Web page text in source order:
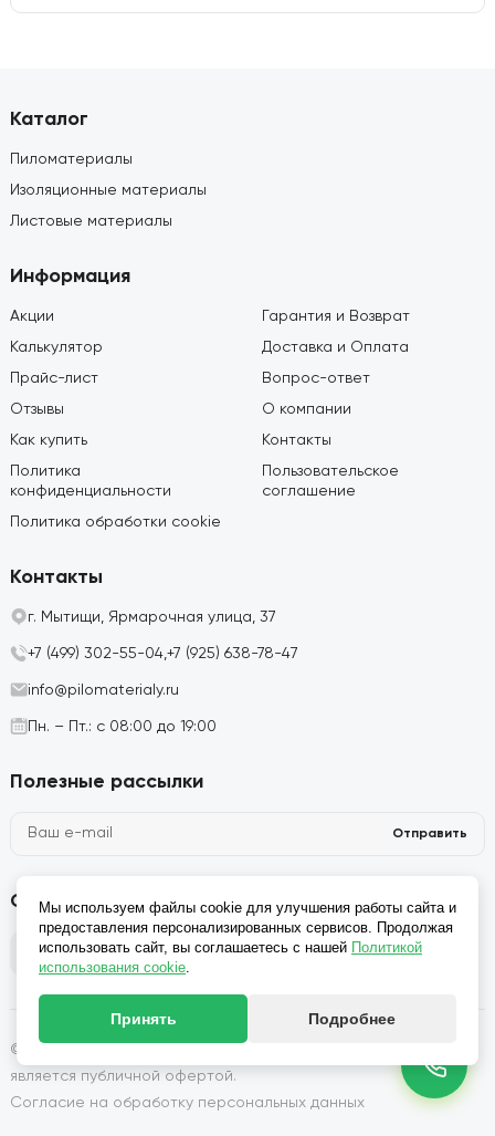
Каталог
Пиломатериалы
Изоляционные материалы
Листовые материалы
Информация
Акции
Калькулятор
Прайс-лист
Отзывы
Как купить
Политика
конфиденциальности
Политика обработки cookie
Гарантия и Возврат
Доставка и Оплата
Вопрос-ответ
О компании
Контакты
Пользовательское
соглашение
Контакты
г. Мытищи, Ярмарочная улица, 37
+7 (499) 302-55-04,+7 (925) 638-78-47
info@pilomaterialy.ru
Пн. – Пт.: с 08:00 до 19:00
Полезные рассылки
Отправить
Социальные сети
© 2026, Производство и продажа пиломатериалов: Сайт не
является публичной офертой.
Согласие на обработку персональных данных
Мы используем файлы cookie для улучшения работы сайта и
предоставления персонализированных сервисов. Продолжая
использовать сайт, вы соглашаетесь с нашей Политикой
использования cookie.
Принять Подробнее